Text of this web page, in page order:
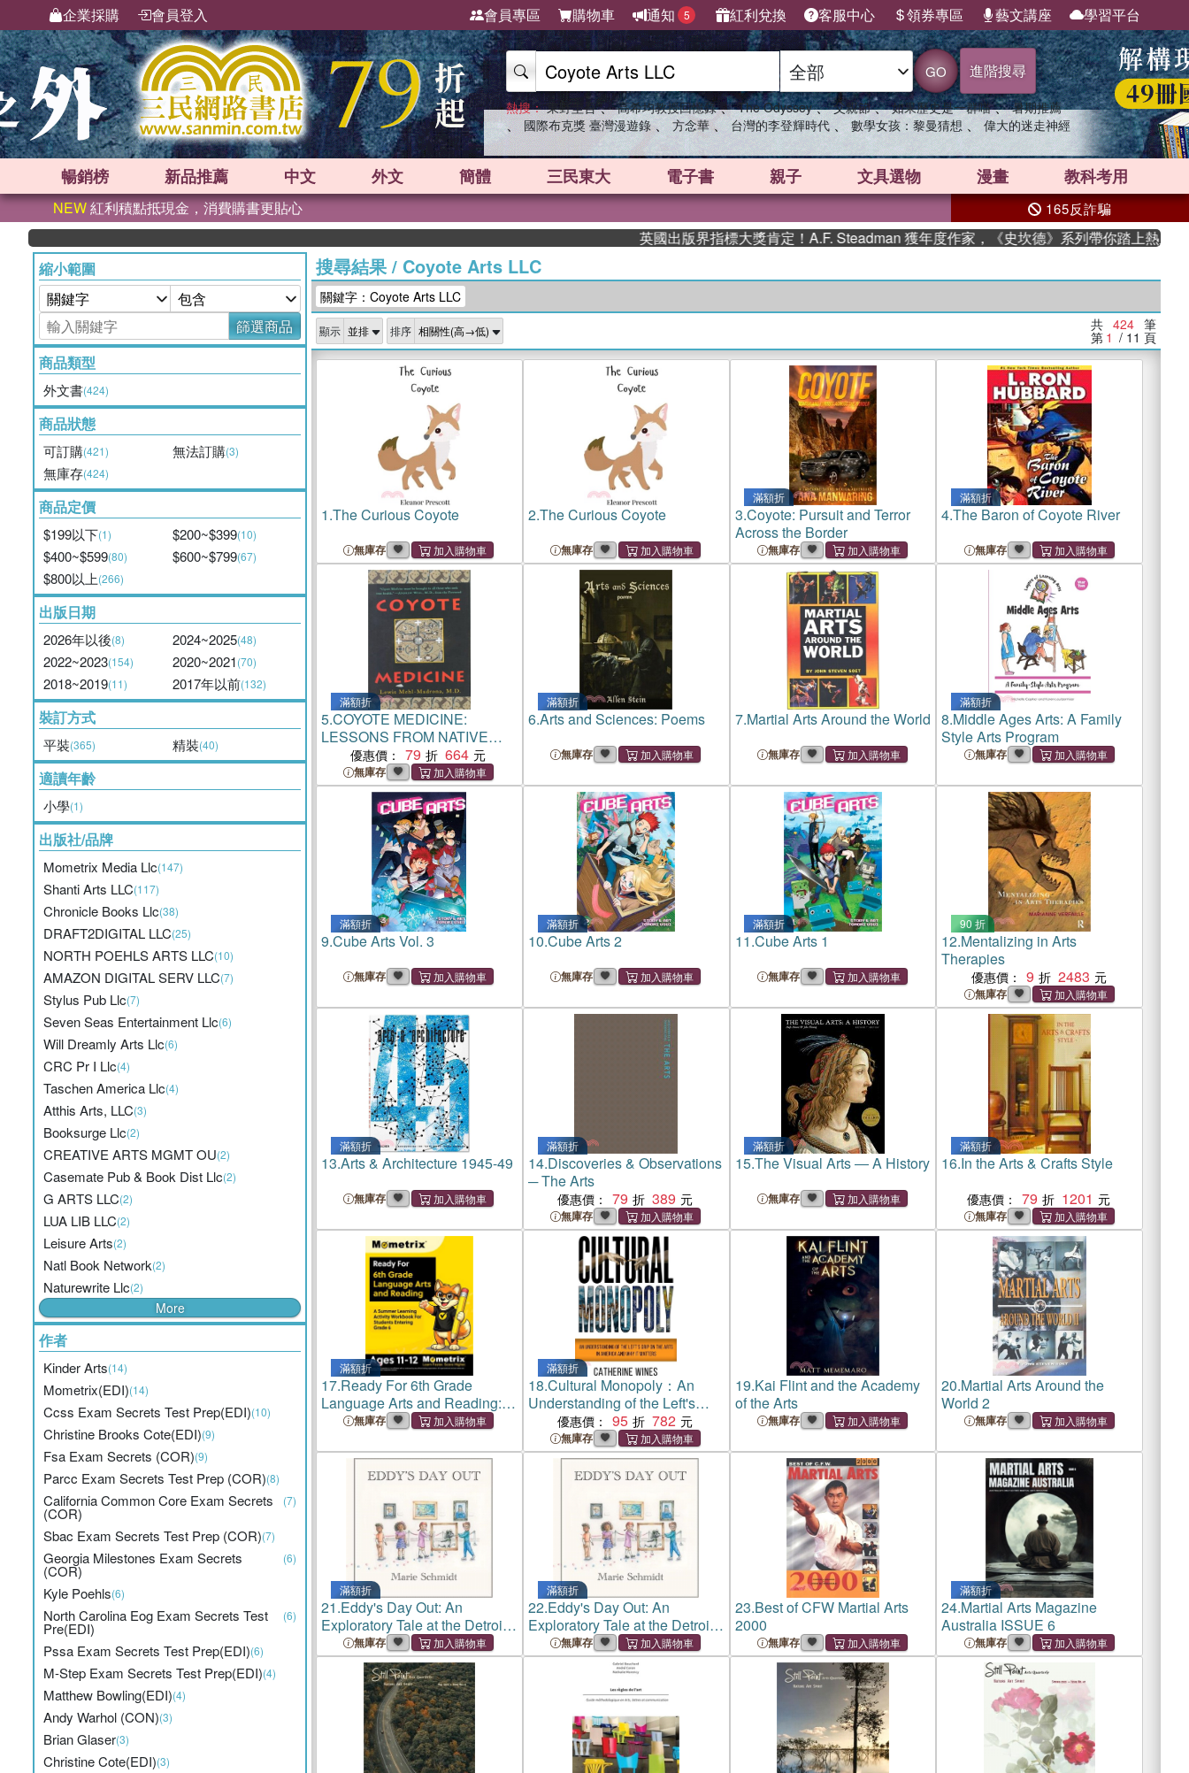
企業採購 會員登入 會員專區 購物車 通知 5 紅利兌換 客服中心 領券專區 藝文講座 學習平台
GO 進階搜尋
熱搜： 東野圭吾 、 高希均教授回憶錄 、 The Odyssey 、 父親節 、 如果歷史是一群喵 、 暑期推薦
、 國際布克獎 臺灣漫遊錄 、 方念華 、 台灣的李登輝時代 、 數學女孩：黎曼猜想 、 偉大的迷走神經
暢銷榜 新品推薦 中文 外文 簡體 三民東大 電子書 親子 文具選物 漫畫 教科考用
NEW紅利積點抵現金，消費購書更貼心 165反詐騙
英國出版界指標大獎肯定！A.F. Steadman 獲年度作家，《史坎德》系列帶你踏上熱血奇幻旅程
縮小範圍
篩選商品
商品類型
外文書(424)
商品狀態
可訂購(421) 無法訂購(3)
無庫存(424)
商品定價
$199以下(1) $200~$399(10)
$400~$599(80) $600~$799(67)
$800以上(266)
出版日期
2026年以後(8) 2024~2025(48)
2022~2023(154) 2020~2021(70)
2018~2019(11) 2017年以前(132)
裝訂方式
平裝(365) 精裝(40)
適讀年齡
小學(1)
出版社/品牌
Mometrix Media Llc(147)
Shanti Arts LLC(117)
Chronicle Books Llc(38)
DRAFT2DIGITAL LLC(25)
NORTH POEHLS ARTS LLC(10)
AMAZON DIGITAL SERV LLC(7)
Stylus Pub Llc(7)
Seven Seas Entertainment Llc(6)
Will Dreamly Arts Llc(6)
CRC Pr I Llc(4)
Taschen America Llc(4)
Atthis Arts, LLC(3)
Booksurge Llc(2)
CREATIVE ARTS MGMT OU(2)
Casemate Pub & Book Dist Llc(2)
G ARTS LLC(2)
LUA LIB LLC(2)
Leisure Arts(2)
Natl Book Network(2)
Naturewrite Llc(2)
More
作者
Kinder Arts(14)
Mometrix(EDI)(14)
Ccss Exam Secrets Test Prep(EDI)(10)
Christine Brooks Cote(EDI)(9)
Fsa Exam Secrets (COR)(9)
Parcc Exam Secrets Test Prep (COR)(8)
California Common Core Exam Secrets
(COR)
(7)
Sbac Exam Secrets Test Prep (COR)(7)
Georgia Milestones Exam Secrets
(COR)
(6)
Kyle Poehls(6)
North Carolina Eog Exam Secrets Test
Pre(EDI)
(6)
Pssa Exam Secrets Test Prep(EDI)(6)
M-Step Exam Secrets Test Prep(EDI)(4)
Matthew Bowling(EDI)(4)
Andy Warhol (CON)(3)
Brian Glaser(3)
Christine Cote(EDI)(3)
搜尋結果/ Coyote Arts LLC
關鍵字：Coyote Arts LLC
顯示 排序 共 424 筆
第 1 / 11 頁
1.The Curious Coyote
無庫存
2.The Curious Coyote
無庫存
滿額折
3.Coyote: Pursuit and Terror
Across the Border
無庫存
滿額折
4.The Baron of Coyote River
無庫存
滿額折
5.COYOTE MEDICINE:
LESSONS FROM NATIVE
AMERICAN HEALIN
優惠價： 79 664
無庫存
滿額折
6.Arts and Sciences: Poems
無庫存
7.Martial Arts Around the World
無庫存
滿額折
8.Middle Ages Arts: A Family
Style Arts Program
無庫存
滿額折
9.Cube Arts Vol. 3
無庫存
滿額折
10.Cube Arts 2
無庫存
滿額折
11.Cube Arts 1
無庫存
90 折
12.Mentalizing in Arts
Therapies
優惠價： 9 2483
無庫存
滿額折
13.Arts & Architecture 1945-49
無庫存
滿額折
14.Discoveries & Observations
─ The Arts
優惠價： 79 389
無庫存
滿額折
15.The Visual Arts ― A History
無庫存
滿額折
16.In the Arts & Crafts Style
優惠價： 79 1201
無庫存
滿額折
17.Ready For 6th Grade
Language Arts and Reading: A
Summer Learning Activity
Entering Grade 6 [Ages 11-12]
無庫存
滿額折
18.Cultural Monopoly：An
Understanding of the Left's
Grip on the Arts in America and
Why It Matters
優惠價： 95 782
無庫存
19.Kai Flint and the Academy
of the Arts
無庫存
20.Martial Arts Around the
World 2
無庫存
滿額折
21.Eddy's Day Out: An
Exploratory Tale at the Detroit
Institute of Arts
無庫存
滿額折
22.Eddy's Day Out: An
Exploratory Tale at the Detroit
Institute of Arts
無庫存
23.Best of CFW Martial Arts
2000
無庫存
滿額折
24.Martial Arts Magazine
Australia ISSUE 6
無庫存